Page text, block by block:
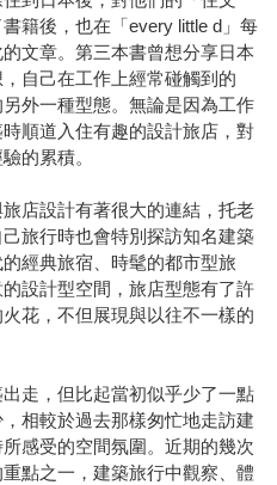
籍後，也在「every little d」每
文章。第三本書曾想分享日本
自己在工作上經常碰觸到的
外一種型態。無論是因為工作
順道入住有趣的設計旅店，對
的累積。
店設計有著很大的連結，托老
旅行時也會特別探訪知名建築
經典旅宿、時髦的都市型旅
設計型空間，旅店型態有了許
花，不但展現與以往不一樣的
走，但比起當初似乎少了一點
相較於過去那樣匆忙地走訪建
感受的空間氛圍。近期的幾次
點之一，建築旅行中觀察、體